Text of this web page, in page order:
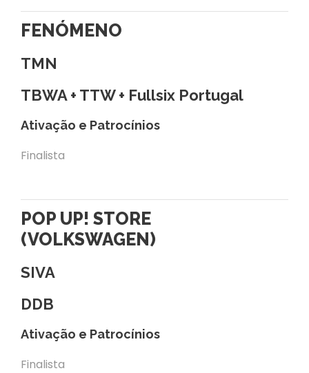
FENÓMENO
TMN
TBWA + TTW + Fullsix Portugal
Ativação e Patrocínios
Finalista
POP UP! STORE
(VOLKSWAGEN)
SIVA
DDB
Ativação e Patrocínios
Finalista